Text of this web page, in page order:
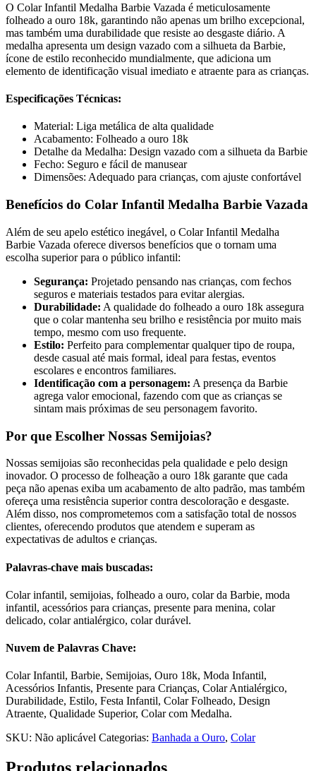
O Colar Infantil Medalha Barbie Vazada é meticulosamente
folheado a ouro 18k, garantindo não apenas um brilho excepcional,
mas também uma durabilidade que resiste ao desgaste diário. A
medalha apresenta um design vazado com a silhueta da Barbie,
ícone de estilo reconhecido mundialmente, que adiciona um
elemento de identificação visual imediato e atraente para as crianças.
Especificações Técnicas:
Material: Liga metálica de alta qualidade
Acabamento: Folheado a ouro 18k
Detalhe da Medalha: Design vazado com a silhueta da Barbie
Fecho: Seguro e fácil de manusear
Dimensões: Adequado para crianças, com ajuste confortável
Benefícios do Colar Infantil Medalha Barbie Vazada
Além de seu apelo estético inegável, o Colar Infantil Medalha
Barbie Vazada oferece diversos benefícios que o tornam uma
escolha superior para o público infantil:
Segurança: Projetado pensando nas crianças, com fechos
seguros e materiais testados para evitar alergias.
Durabilidade: A qualidade do folheado a ouro 18k assegura
que o colar mantenha seu brilho e resistência por muito mais
tempo, mesmo com uso frequente.
Estilo: Perfeito para complementar qualquer tipo de roupa,
desde casual até mais formal, ideal para festas, eventos
escolares e encontros familiares.
Identificação com a personagem: A presença da Barbie
agrega valor emocional, fazendo com que as crianças se
sintam mais próximas de seu personagem favorito.
Por que Escolher Nossas Semijoias?
Nossas semijoias são reconhecidas pela qualidade e pelo design
inovador. O processo de folheação a ouro 18k garante que cada
peça não apenas exiba um acabamento de alto padrão, mas também
ofereça uma resistência superior contra descoloração e desgaste.
Além disso, nos comprometemos com a satisfação total de nossos
clientes, oferecendo produtos que atendem e superam as
expectativas de adultos e crianças.
Palavras-chave mais buscadas:
Colar infantil, semijoias, folheado a ouro, colar da Barbie, moda
infantil, acessórios para crianças, presente para menina, colar
delicado, colar antialérgico, colar durável.
Nuvem de Palavras Chave:
Colar Infantil, Barbie, Semijoias, Ouro 18k, Moda Infantil,
Acessórios Infantis, Presente para Crianças, Colar Antialérgico,
Durabilidade, Estilo, Festa Infantil, Colar Folheado, Design
Atraente, Qualidade Superior, Colar com Medalha.
SKU: Não aplicável Categorias: Banhada a Ouro, Colar